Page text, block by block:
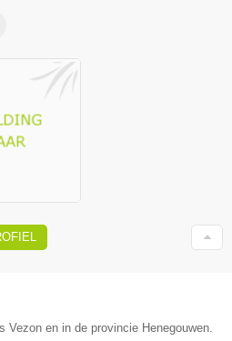
Vezon en in de provincie Henegouwen.